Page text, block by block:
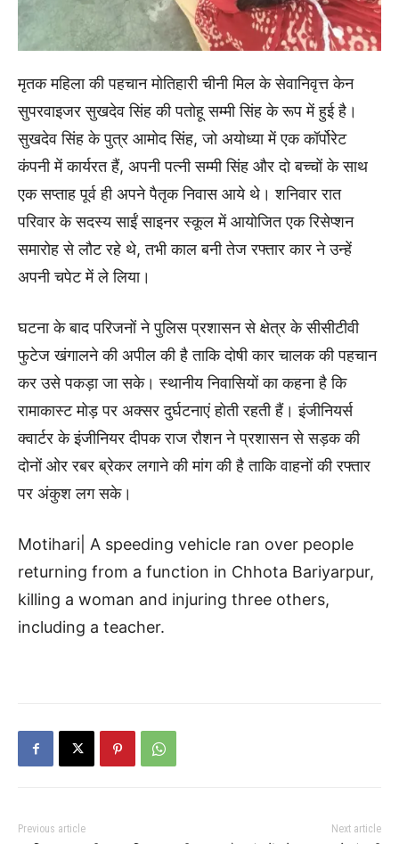
मृतक महिला की पहचान मोतिहारी चीनी मिल के सेवानिवृत्त केन
सुपरवाइजर सुखदेव सिंह की पतोहू सम्मी सिंह के रूप में हुई है।
सुखदेव सिंह के पुत्र आमोद सिंह, जो अयोध्या में एक कॉर्पोरेट
कंपनी में कार्यरत हैं, अपनी पत्नी सम्मी सिंह और दो बच्चों के साथ
एक सप्ताह पूर्व ही अपने पैतृक निवास आये थे। शनिवार रात
परिवार के सदस्य साईं साइनर स्कूल में आयोजित एक रिसेप्शन
समारोह से लौट रहे थे, तभी काल बनी तेज रफ्तार कार ने उन्हें
अपनी चपेट में ले लिया।
घटना के बाद परिजनों ने पुलिस प्रशासन से क्षेत्र के सीसीटीवी
फुटेज खंगालने की अपील की है ताकि दोषी कार चालक की पहचान
कर उसे पकड़ा जा सके। स्थानीय निवासियों का कहना है कि
रामाकास्ट मोड़ पर अक्सर दुर्घटनाएं होती रहती हैं। इंजीनियर्स
क्वार्टर के इंजीनियर दीपक राज रौशन ने प्रशासन से सड़क की
दोनों ओर रबर ब्रेकर लगाने की मांग की है ताकि वाहनों की रफ्तार
पर अंकुश लग सके।
Motihari| A speeding vehicle ran over people
returning from a function in Chhota Bariyarpur,
killing a woman and injuring three others,
including a teacher.
Previous article Next article